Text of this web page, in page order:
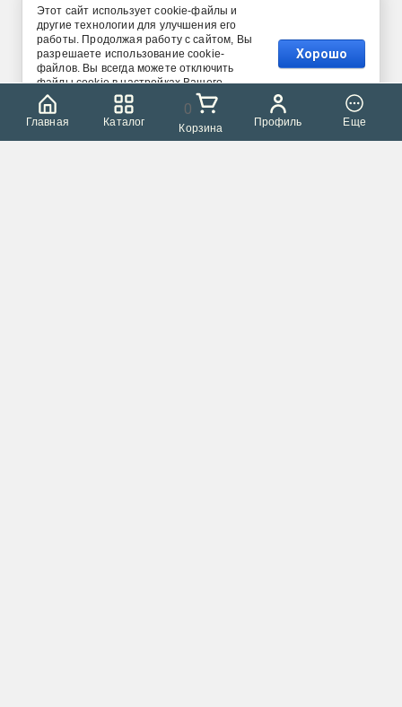
Главная Каталог
0
Корзина Профиль Еще
Этот сайт использует cookie-файлы и
другие технологии для улучшения его
работы. Продолжая работу с сайтом, Вы
разрешаете использование cookie-
файлов. Вы всегда можете отключить
файлы cookie в настройках Вашего
браузера.
Хорошо